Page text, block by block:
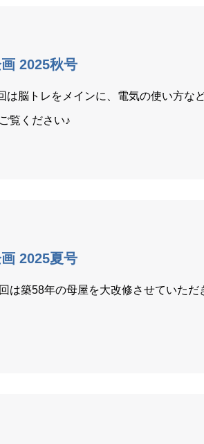
2025秋号
は脳トレをメインに、電気の使い方な
覧ください♪
2025夏号
は築58年の母屋を大改修させていただ